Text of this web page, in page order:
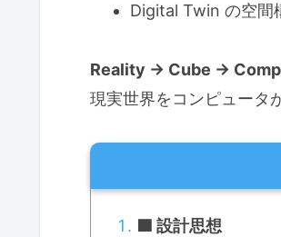
Digital Twin の空間
Reality → Cube →
現実世界をコンピュータ
🟦 設計思想